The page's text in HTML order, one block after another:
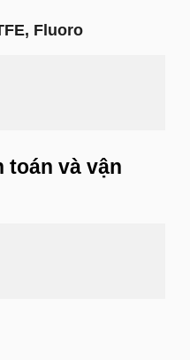
Fluoro
toán và vận